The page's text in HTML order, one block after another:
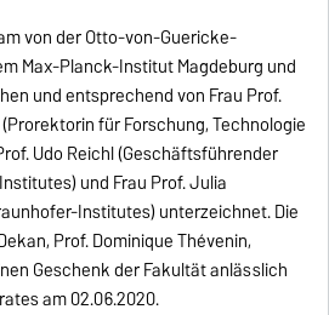
von der Otto-von-Guericke-
Max-Planck-Institut Magdeburg und
und entsprechend von Frau Prof.
für Forschung, Technologie
Udo Reichl (Geschäftsführender
und Frau Prof. Julia
Institutes) unterzeichnet. Die
Prof. Dominique Thévenin,
Geschenk der Fakultät anlässlich
am 02.06.2020.